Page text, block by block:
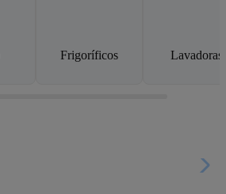
Frigoríficos Lavadoras